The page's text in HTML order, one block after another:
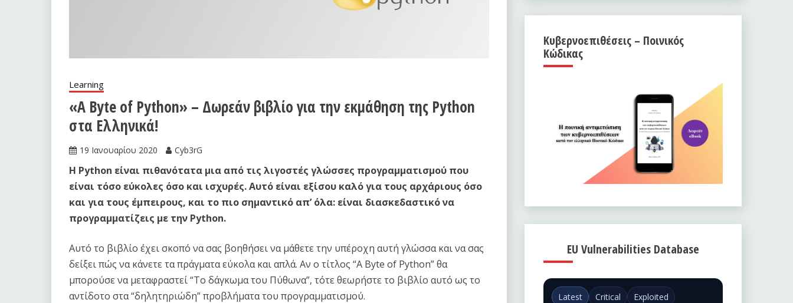
Learning
«A Byte of Python» – Δωρεάν βιβλίο για την εκμάθηση της Python
στα Ελληνικά!
19 Ιανουαρίου 2020 Cyb3rG
Η Python είναι πιθανότατα μια από τις λιγοστές γλώσσες προγραμματισμού που
είναι τόσο εύκολες όσο και ισχυρές. Αυτό είναι εξίσου καλό για τους αρχάριους όσο
και για τους έμπειρους, και το πιο σημαντικό απ’ όλα: είναι διασκεδαστικό να
προγραμματίζεις με την Python.
Αυτό το βιβλίο έχει σκοπό να σας βοηθήσει να μάθετε την υπέροχη αυτή γλώσσα και να σας
δείξει πώς να κάνετε τα πράγματα εύκολα και απλά. Αν ο τίτλος “A Byte of Python” θα
μπορούσε να μεταφραστεί “Το δάγκωμα του Πύθωνα”, τότε θεωρήστε το βιβλίο αυτό ως το
αντίδοτο στα “δηλητηριώδη” προβλήματα του προγραμματισμού.
Κυβερνοεπιθέσεις – Ποινικός
Κώδικας
EU Vulnerabilities Database
Latest Critical Exploited